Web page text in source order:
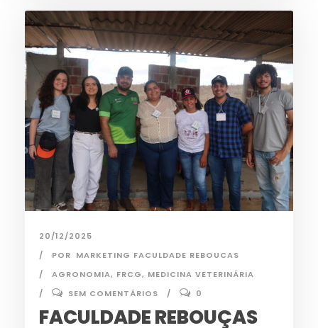
20/12/2025
POR MARKETING FACULDADE REBOUCAS
AGRONOMIA, FRCG, MEDICINA VETERINÁRIA
SEM COMENTÁRIOS
0
FACULDADE REBOUÇAS